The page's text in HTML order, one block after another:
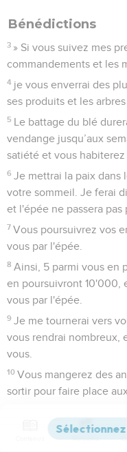
Bénédictions
3 » Si vous suivez mes
commandements et les
4 je vous enverrai des
ses produits et les
5 Le battage du blé
vendange jusqu’aux
satiété et vous habiterez
6 Je mettrai la paix dans
votre sommeil. Je ferai
et l'épée ne passera pas
7 Vous poursuivrez vos
vous par l'épée.
8 Ainsi, 5 parmi vous en
en poursuivront 10'000,
vous par l'épée.
9 Je me tournerai vers
vous rendrai nombreux,
vous.
10 Vous mangerez des
sortir pour faire place
montrerai pas de
Versions